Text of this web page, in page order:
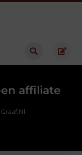
affiliate